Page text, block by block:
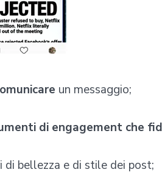
un messaggio;
di engagement che
di bellezza e di stile dei post;